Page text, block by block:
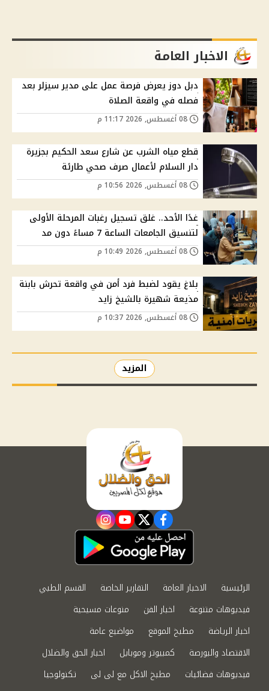
الاخبار العامة
دبل دوز يعرض فرصة عمل على مدير سيزلر بعد
فصله في واقعة الصلاة
قطع مياه الشرب عن شارع سعد الحكيم بجزيرة
دار السلام لأعمال صرف صحي طارئة
غدًا الأحد.. غلق تسجيل رغبات المرحلة الأولى
لتنسيق الجامعات الساعة 7 مساءً دون مد
بلاغ يقود لضبط فرد أمن في واقعة تحرش بابنة
مذيعة شهيرة بالشيخ زايد
المزيد
facebook
twitter
youtube
instagram
الرئيسية الاخبار العامة التقارير الخاصة
القسم الطبي
فيديوهات متنوعة
اخبار الفن
منوعات مسيحية
اخبار الرياضة
مطبخ الموقع
مواضيع عامة
الاقتصاد والبورصة
كمبيوتر وموبايل
اخبار الحق والضلال
فيديوهات فضائيات
مطبخ الاكل مع لى لى
تكنولوجيا